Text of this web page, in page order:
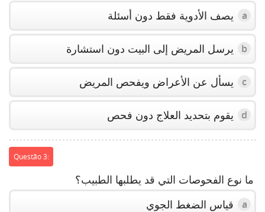
a يصف الأدوية فقط دون أسئلة
b يرسل المريض إلى البيت دون استشارة
c يسأل عن الأعراض ويفحص المريض
d يقوم بتحديد العلاج دون فحص
Questão 3:
ما نوع الفحوصات التي قد يطلبها الطبيب؟
a قياس الضغط الجوي